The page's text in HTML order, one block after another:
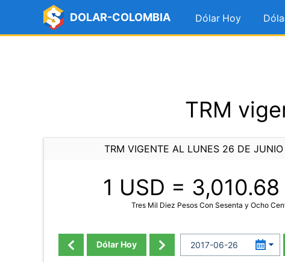
DOLAR-COLOMBIA Dólar Hoy
TRM
TRM VIGENTE AL LUNES 26 DE
1 USD = 3,010.68
Tres Mil Diez Pesos Con Sesenta y Ocho
Dólar Hoy